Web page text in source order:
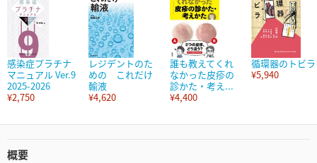
感染症プラチナ
マニュアル Ver.9
2025-2026
¥2,750
レジデントのた
めの これだけ
輸液
¥4,620
誰も教えてくれ
なかった皮疹の
診かた・考え...
¥4,400
循環器のトビラ
¥5,940
概要